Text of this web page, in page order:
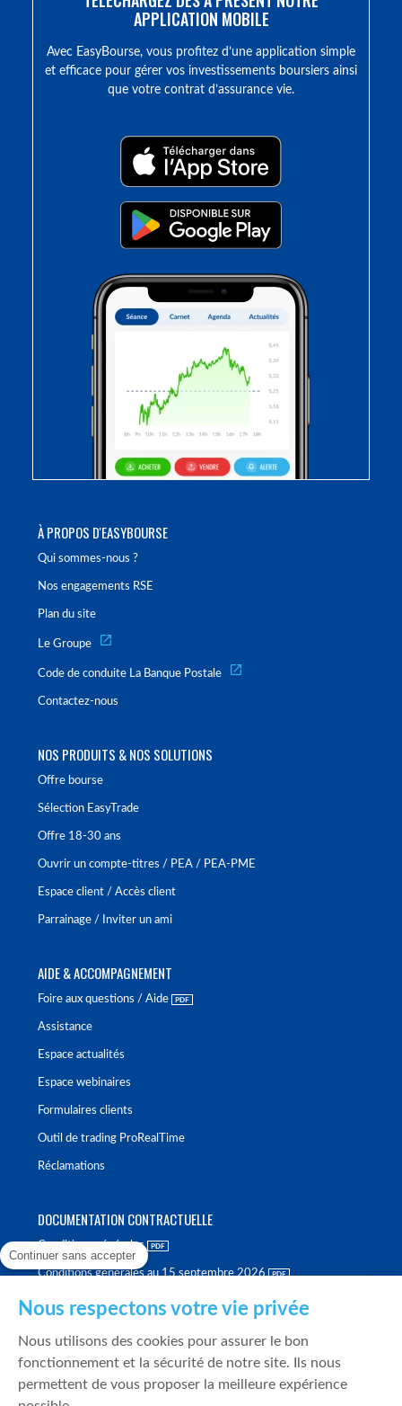
À PROPOS D'EASYBOURSE
Qui sommes-nous ?
Nos engagements RSE
Plan du site
Le Groupe
Code de conduite La Banque Postale
Contactez-nous
NOS PRODUITS & NOS SOLUTIONS
Offre bourse
Sélection EasyTrade
Offre 18-30 ans
Ouvrir un compte-titres / PEA / PEA-PME
Espace client / Accès client
Parrainage / Inviter un ami
AIDE & ACCOMPAGNEMENT
Foire aux questions / Aide
Assistance
Espace actualités
Espace webinaires
Formulaires clients
Outil de trading ProRealTime
Réclamations
DOCUMENTATION CONTRACTUELLE
Conditions générales
Conditions générales au 15 septembre 2026
Politique de meilleure sélection
Politique de durabilité
APPLICATION MOBILE
Avec EasyBourse, vous profitez d’une application simple
et efficace pour gérer vos investissements boursiers ainsi
que votre contrat d’assurance vie.
Continuer sans accepter
Nous respectons votre vie privée
Nous utilisons des cookies pour assurer le bon
fonctionnement et la sécurité de notre site. Ils nous
permettent de vous proposer la meilleure expérience